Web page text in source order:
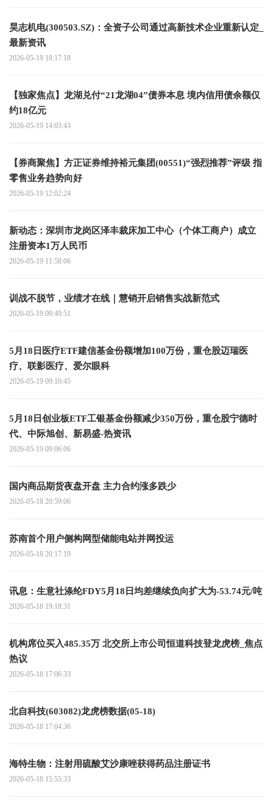
昊志机电(300503.SZ)：全资子公司通过高新技术企业重新认定_
最新资讯
2026-05-19 18:17:18
【独家焦点】龙湖兑付“21龙湖04”债券本息 境内信用债余额仅
约18亿元
2026-05-19 14:03:43
【券商聚焦】方正证券维持裕元集团(00551)“强烈推荐”评级 指
零售业务趋势向好
2026-05-19 12:02:24
新动态：深圳市龙岗区泽丰裁床加工中心（个体工商户）成立
注册资本1万人民币
2026-05-19 11:58:06
训战不脱节，业绩才在线｜慧销开启销售实战新范式
2026-05-19 09:49:51
5月18日医疗ETF建信基金份额增加100万份，重仓股迈瑞医
疗、联影医疗、爱尔眼科
2026-05-19 09:10:45
5月18日创业板ETF工银基金份额减少350万份，重仓股宁德时
代、中际旭创、新易盛-热资讯
2026-05-19 09:06:06
国内商品期货夜盘开盘 主力合约涨多跌少
2026-05-18 20:59:06
苏南首个用户侧构网型储能电站并网投运
2026-05-18 20:17:19
讯息：生意社涤纶FDY5月18日均差继续负向扩大为-53.74元/吨
2026-05-18 19:18:31
机构席位买入485.35万 北交所上市公司恒道科技登龙虎榜_焦点
热议
2026-05-18 17:06:33
北自科技(603082)龙虎榜数据(05-18)
2026-05-18 17:04:36
海特生物：注射用硫酸艾沙康唑获得药品注册证书
2026-05-18 15:55:33